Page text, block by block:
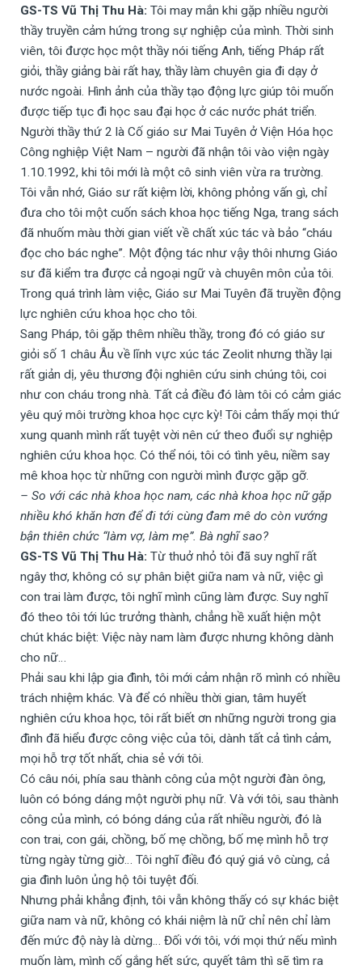
GS-TS Vũ Thị Thu Hà: Tôi may mắn khi gặp nhiều người
thầy truyền cảm hứng trong sự nghiệp của mình. Thời sinh
viên, tôi được học một thầy nói tiếng Anh, tiếng Pháp rất
giỏi, thầy giảng bài rất hay, thầy làm chuyên gia đi dạy ở
nước ngoài. Hình ảnh của thầy tạo động lực giúp tôi muốn
được tiếp tục đi học sau đại học ở các nước phát triển.
Người thầy thứ 2 là Cố giáo sư Mai Tuyên ở Viện Hóa học
Công nghiệp Việt Nam – người đã nhận tôi vào viện ngày
1.10.1992, khi tôi mới là một cô sinh viên vừa ra trường.
Tôi vẫn nhớ, Giáo sư rất kiệm lời, không phỏng vấn gì, chỉ
đưa cho tôi một cuốn sách khoa học tiếng Nga, trang sách
đã nhuốm màu thời gian viết về chất xúc tác và bảo “cháu
đọc cho bác nghe”. Một động tác như vậy thôi nhưng Giáo
sư đã kiểm tra được cả ngoại ngữ và chuyên môn của tôi.
Trong quá trình làm việc, Giáo sư Mai Tuyên đã truyền động
lực nghiên cứu khoa học cho tôi.
Sang Pháp, tôi gặp thêm nhiều thầy, trong đó có giáo sư
giỏi số 1 châu Âu về lĩnh vực xúc tác Zeolit nhưng thầy lại
rất giản dị, yêu thương đội nghiên cứu sinh chúng tôi, coi
như con cháu trong nhà. Tất cả điều đó làm tôi có cảm giác
yêu quý môi trường khoa học cực kỳ! Tôi cảm thấy mọi thứ
xung quanh mình rất tuyệt vời nên cứ theo đuổi sự nghiệp
nghiên cứu khoa học. Có thể nói, tôi có tình yêu, niềm say
mê khoa học từ những con người mình được gặp gỡ.
– So với các nhà khoa học nam, các nhà khoa học nữ gặp
nhiều khó khăn hơn để đi tới cùng đam mê do còn vướng
bận thiên chức “làm vợ, làm mẹ”. Bà nghĩ sao?
GS-TS Vũ Thị Thu Hà: Từ thuở nhỏ tôi đã suy nghĩ rất
ngây thơ, không có sự phân biệt giữa nam và nữ, việc gì
con trai làm được, tôi nghĩ mình cũng làm được. Suy nghĩ
đó theo tôi tới lúc trưởng thành, chẳng hề xuất hiện một
chút khác biệt: Việc này nam làm được nhưng không dành
cho nữ…
Phải sau khi lập gia đình, tôi mới cảm nhận rõ mình có nhiều
trách nhiệm khác. Và để có nhiều thời gian, tâm huyết
nghiên cứu khoa học, tôi rất biết ơn những người trong gia
đình đã hiểu được công việc của tôi, dành tất cả tình cảm,
mọi hỗ trợ tốt nhất, chia sẻ với tôi.
Có câu nói, phía sau thành công của một người đàn ông,
luôn có bóng dáng một người phụ nữ. Và với tôi, sau thành
công của mình, có bóng dáng của rất nhiều người, đó là
con trai, con gái, chồng, bố mẹ chồng, bố mẹ mình hỗ trợ
từng ngày từng giờ… Tôi nghĩ điều đó quý giá vô cùng, cả
gia đình luôn ủng hộ tôi tuyệt đối.
Nhưng phải khẳng định, tôi vẫn không thấy có sự khác biệt
giữa nam và nữ, không có khái niệm là nữ chỉ nên chỉ làm
đến mức độ này là dừng… Đối với tôi, với mọi thứ nếu mình
muốn làm, mình cố gắng hết sức, quyết tâm thì sẽ tìm ra